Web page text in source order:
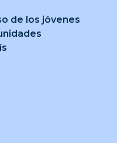
de los jóvenes